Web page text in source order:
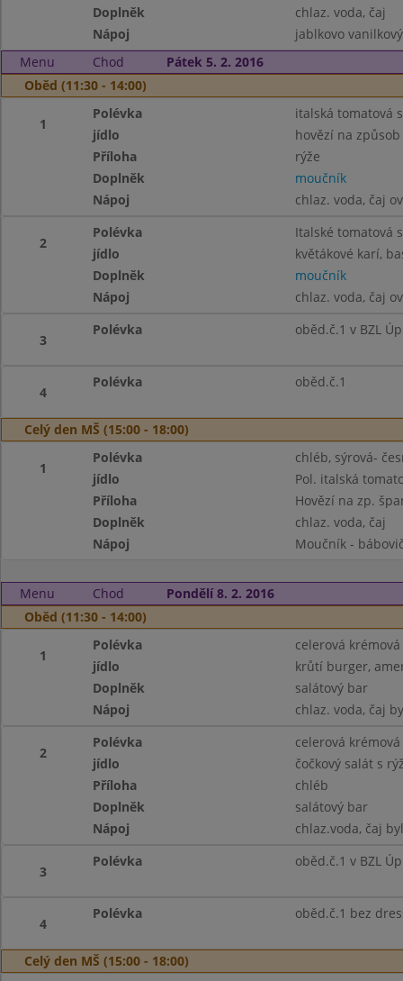
Doplněk
chlaz. voda, čaj
Nápoj
jablkovo
Menu
Chod
Pátek 5. 2. 2016
Oběd (11:30 - 14:00)
1
Polévka
italská tomatová
jídlo
hovězí na
Příloha
rýže
Doplněk
moučník
Nápoj
chlaz. voda, čaj
2
Polévka
Italské tomatová
jídlo
květákové karí,
Doplněk
moučník
Nápoj
chlaz. voda, čaj
3
Polévka oběd.č.1 v BZL
4
Polévka oběd.č.1
Celý den MŠ (15:00 - 18:00)
1
Polévka
chléb, sýrová-
jídlo
Pol. italská
Příloha
Hovězí na zp.
Doplněk
chlaz. voda, čaj
Nápoj
Moučník -
Menu Chod
Pondělí 8. 2. 2016
Oběd (11:30 - 14:00)
1
Polévka
celerová krémová
jídlo
krůtí burger,
Doplněk
salátový bar
Nápoj
chlaz. voda, čaj
2
Polévka
celerová krémová
jídlo
čočkový salát s
Příloha
chléb
Doplněk
salátový bar
Nápoj
chlaz.voda, čaj
3
Polévka oběd.č.1 v BZL
4
Polévka oběd.č.1 bez
Celý den MŠ (15:00 - 18:00)